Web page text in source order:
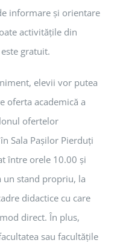
informare și orientare
activitățile din
gratuit.
elevii vor putea
oferta academică a
ofertelor
Sala Pașilor Pierduți
între orele 10.00 și
un stand propriu, la
didactice cu care
direct. În plus,
sau facultățile